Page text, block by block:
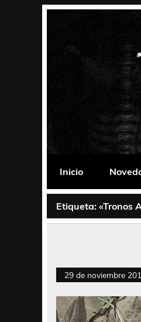
La
Inicio
Etiqueta: «Tronos
29 de noviembre